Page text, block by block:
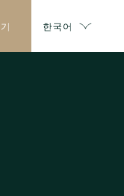
한국어